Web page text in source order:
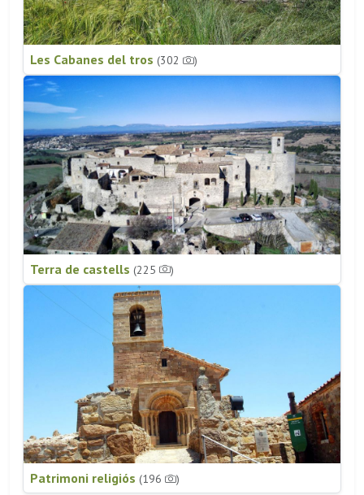
Les Cabanes del tros (302 )
Terra de castells (225 )
Patrimoni religiós (196 )